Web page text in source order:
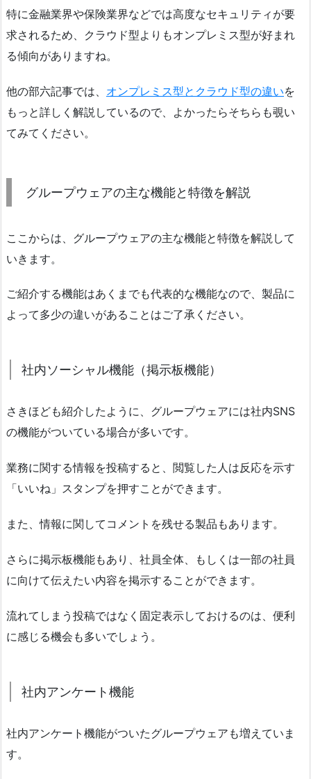
特に金融業界や保険業界などでは高度なセキュリティが要
求されるため、クラウド型よりもオンプレミス型が好まれ
る傾向がありますね。
他の部六記事では、 オンプレミス型とクラウド型の違いを
もっと詳しく解説しているので、よかったらそちらも覗い
てみてください。
グループウェアの主な機能と特徴を解説
ここからは、グループウェアの主な機能と特徴を解説して
いきます。
ご紹介する機能はあくまでも代表的な機能なので、製品に
よって多少の違いがあることはご了承ください。
社内ソーシャル機能（掲示板機能）
さきほども紹介したように、グループウェアには社内SNS
の機能がついている場合が多いです。
業務に関する情報を投稿すると、閲覧した人は反応を示す
「いいね」スタンプを押すことができます。
また、情報に関してコメントを残せる製品もあります。
さらに掲示板機能もあり、社員全体、もしくは一部の社員
に向けて伝えたい内容を掲示することができます。
流れてしまう投稿ではなく固定表示しておけるのは、便利
に感じる機会も多いでしょう。
社内アンケート機能
社内アンケート機能がついたグループウェアも増えていま
す。